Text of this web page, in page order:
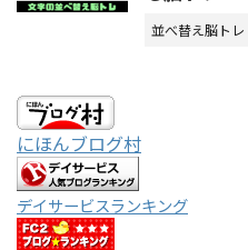
並べ替え脳トレ
にほんブログ村
デイサービスランキング